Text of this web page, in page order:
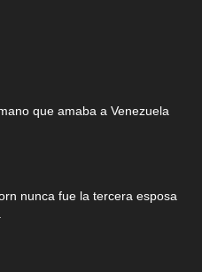
que amaba a Venezuela
nunca fue la tercera esposa